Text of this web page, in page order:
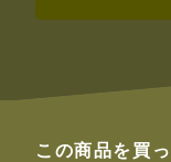
この商品を買